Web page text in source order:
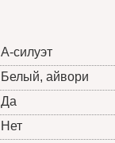
А-силуэт
Белый, айвори
Да
Нет